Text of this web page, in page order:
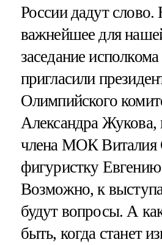
России дадут слово.
важнейшее для
заседание
пригласили
Олимпийского
Александра Жукова,
члена МОК Виталия
фигуристку
Возможно, к
будут вопросы. А
быть, когда станет